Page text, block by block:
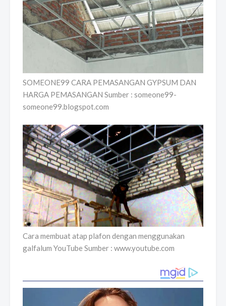
SOMEONE99 CARA PEMASANGAN GYPSUM DAN
HARGA PEMASANGAN Sumber : someone99-
someone99.blogspot.com
Cara membuat atap plafon dengan menggunakan
galfalum YouTube Sumber : www.youtube.com